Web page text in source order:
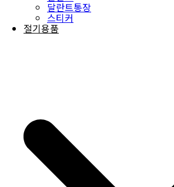
달란트통장
스티커
절기용품